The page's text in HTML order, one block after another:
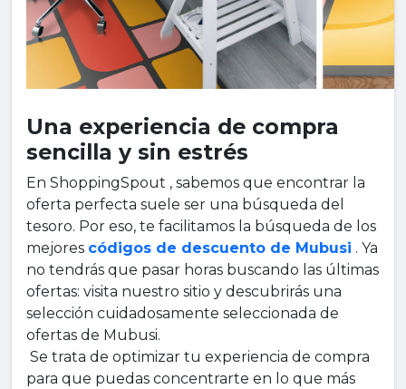
Una experiencia de compra
sencilla y sin estrés
En ShoppingSpout , sabemos que encontrar la
oferta perfecta suele ser una búsqueda del
tesoro. Por eso, te facilitamos la búsqueda de los
mejores códigos de descuento de Mubusi . Ya
no tendrás que pasar horas buscando las últimas
ofertas: visita nuestro sitio y descubrirás una
selección cuidadosamente seleccionada de
ofertas de Mubusi.
Se trata de optimizar tu experiencia de compra
para que puedas concentrarte en lo que más